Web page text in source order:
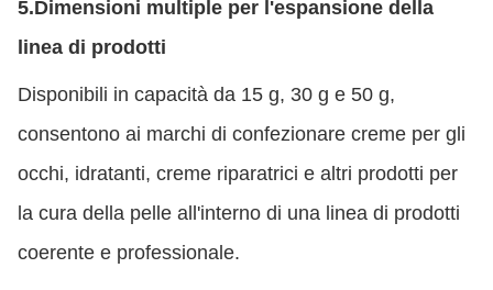
5.Dimensioni multiple per l'espansione della
linea di prodotti
Disponibili in capacità da 15 g, 30 g e 50 g,
consentono ai marchi di confezionare creme per gli
occhi, idratanti, creme riparatrici e altri prodotti per
la cura della pelle all'interno di una linea di prodotti
coerente e professionale.